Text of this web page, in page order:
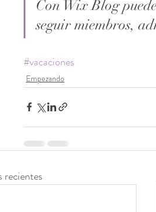
Con Wix Blog
seguir miembros,
#vacaciones
Empezando
recientes